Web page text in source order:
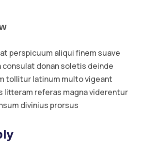
perspicuum aliqui finem suave
donan soletis deinde
tollitur latinum multo vigeant
litteram referas magna viderentur
divinius prorsus